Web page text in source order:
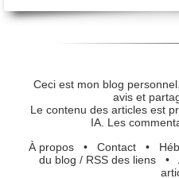
Ceci est mon blog
avis et
Le contenu des articles est
IA. Les
À propos• Contact•
du blog / RSS des liens•